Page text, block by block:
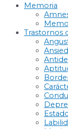
Memoria
Trastornos